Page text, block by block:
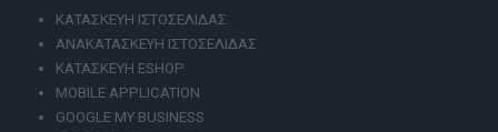
ΚΑΤΑΣΚΕΥΗ ΙΣΤΟΣΕΛΙΔΑΣ
ΑΝΑΚΑΤΑΣΚΕΥΗ ΙΣΤΟΣΕΛΙΔΑΣ
ΚΑΤΑΣΚΕΥΗ ESHOP
MOBILE APPLICATION
GOOGLE MY BUSINESS